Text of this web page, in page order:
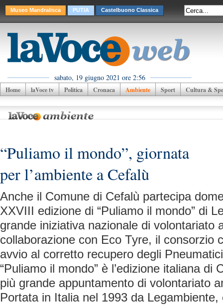
Museo Mandralisca PUTIA Castelbuono Classica
sabato, 19 giugno 2021 ore 2:56
Home laVoce tv Politica Cronaca Ambiente Sport Cultura &
“Puliamo il mondo”, giornata
per l’ambiente a Cefalù
Anche il Comune di Cefalù partecipa
XXVIII edizione di “Puliamo il mondo” di
grande iniziativa nazionale di volontariato
collaborazione con Eco Tyre, il consorzio
avvio al corretto recupero degli
“Puliamo il mondo” è l’edizione italiana di
più grande appuntamento di volontariato
Portata in Italia nel 1993 da